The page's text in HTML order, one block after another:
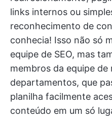
links internos ou
reconhecimento de
conhecia! Isso não só
equipe de SEO, mas
membros da equipe de
departamentos, que
planilha facilmente
conteúdo em um só